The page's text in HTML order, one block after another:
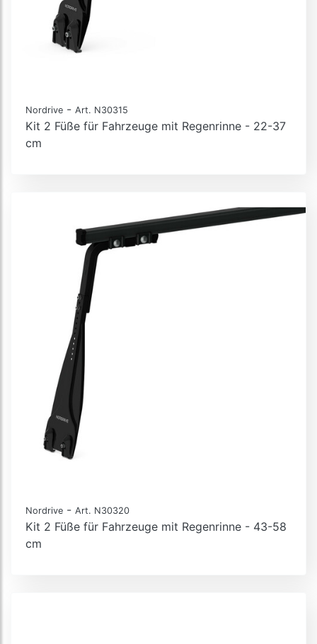
Nordrive - Art. N30315
Kit 2 Füße für Fahrzeuge mit Regenrinne - 22-37
cm
Nordrive - Art. N30320
Kit 2 Füße für Fahrzeuge mit Regenrinne - 43-58
cm